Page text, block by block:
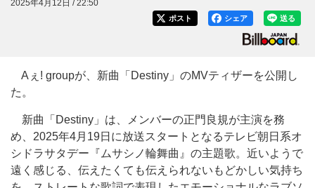
2025年4月12日 / 22:50
送る
シェア
ポスト
Aぇ! groupが、新曲「Destiny」のMVティザーを公開し
た。
新曲「Destiny」は、メンバーの正門良規が主演を務
め、2025年4月19日に放送スタートとなるテレビ朝日系オ
シドラサタデー『ムサシノ輪舞曲』の主題歌。近いようで
遠く感じる、伝えたくても伝えられないもどかしい気持ち